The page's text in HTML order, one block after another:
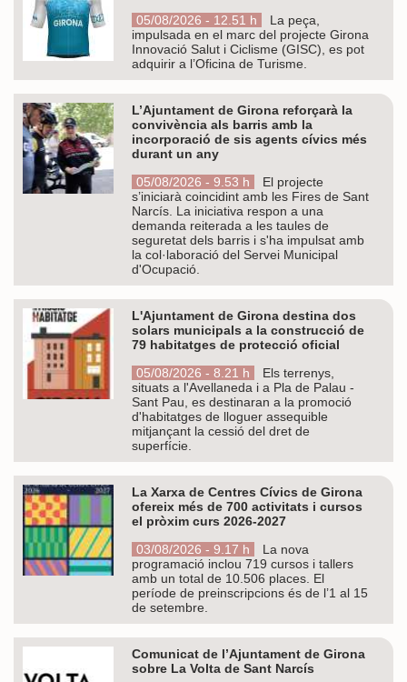
05/08/2026 - 12.51 h
La peça,
impulsada en el marc del projecte Girona
Innovació Salut i Ciclisme (GISC), es pot
adquirir a l’Oficina de Turisme.
L’Ajuntament de Girona reforçarà la
convivència als barris amb la
incorporació de sis agents cívics més
durant un any
05/08/2026 - 9.53 h
El projecte
s’iniciarà coincidint amb les Fires de Sant
Narcís. La iniciativa respon a una
demanda reiterada a les taules de
seguretat dels barris i s'ha impulsat amb
la col·laboració del Servei Municipal
d'Ocupació.
L'Ajuntament de Girona destina dos
solars municipals a la construcció de
79 habitatges de protecció oficial
05/08/2026 - 8.21 h
Els terrenys,
situats a l'Avellaneda i a Pla de Palau -
Sant Pau, es destinaran a la promoció
d'habitatges de lloguer assequible
mitjançant la cessió del dret de
superfície.
La Xarxa de Centres Cívics de Girona
ofereix més de 700 activitats i cursos
el pròxim curs 2026-2027
03/08/2026 - 9.17 h
La nova
programació inclou 719 cursos i tallers
amb un total de 10.506 places. El
període de preinscripcions és de l’1 al 15
de setembre.
Comunicat de l’Ajuntament de Girona
sobre La Volta de Sant Narcís